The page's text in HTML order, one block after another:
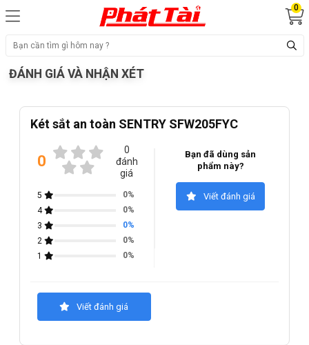
0
ĐÁNH GIÁ VÀ NHẬN XÉT
Két sắt an toàn SENTRY SFW205FYC
0
0
đánh
giá
5
0%
4
0%
3
0%
2
0%
1
0%
Bạn đã dùng sản
phẩm này?
Viết đánh giá
Viết đánh giá